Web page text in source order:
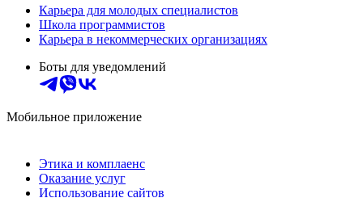
Карьера для молодых специалистов
Школа программистов
Карьера в некоммерческих организациях
Боты для уведомлений
Мобильное приложение
Этика и комплаенс
Оказание услуг
Использование сайтов